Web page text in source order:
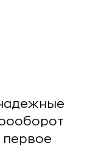
первое